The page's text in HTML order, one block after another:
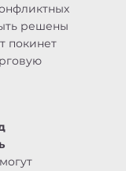
решены
покинет